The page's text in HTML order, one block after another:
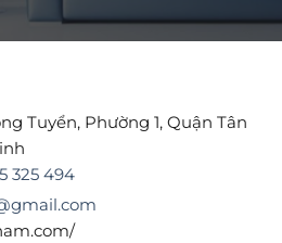
Tuyển, Phường 1, Quận Tân
325 494